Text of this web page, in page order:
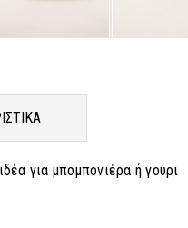
για μπομπονιέρα ή γούρι